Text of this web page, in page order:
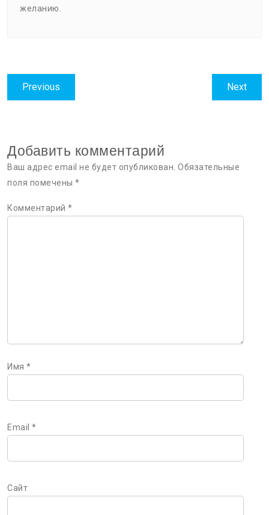
желанию.
Навигация
по
Previous
post:
NextNext
post:
Добавить комментарий
Ваш адрес email не будет опубликован. Обязательные
поля помечены *
Комментарий *
Имя *
Email *
Сайт